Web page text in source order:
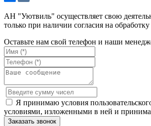
АН "Уютвиль" осуществляет свою
только при наличии согласия на
Оставьте нам свой телефон и наши
Я принимаю условия
условиями, изложенными в ней и